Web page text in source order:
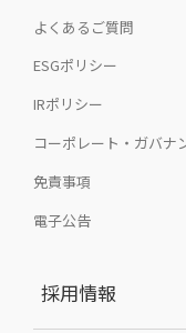
よくあるご質問
ESGポリシー
IRポリシー
コーポレート・ガバナ
免責事項
電子公告
採用情報